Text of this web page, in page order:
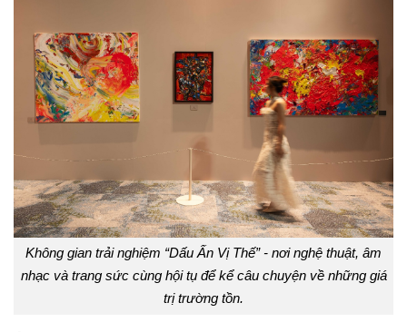
Không gian trải nghiệm “Dấu Ấn Vị Thế” - nơi nghệ thuật, âm
nhạc và trang sức cùng hội tụ để kể câu chuyện về những giá
trị trường tồn.